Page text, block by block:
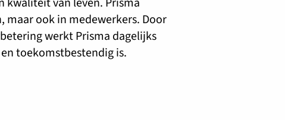
ook in medewerkers. Door
werkt Prisma dagelijks
toekomstbestendig is.